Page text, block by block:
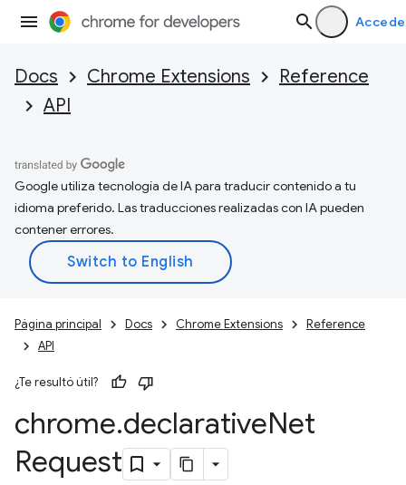
Docs Chrome Extensions
Reference
API
Google utiliza tecnología de IA para traducir contenido a tu
idioma preferido. Las traducciones realizadas con IA pueden
contener errores.
Página principal Docs Chrome Extensions
Reference
API
¿Te resultó útil?
chrome.declarativeNet
Request